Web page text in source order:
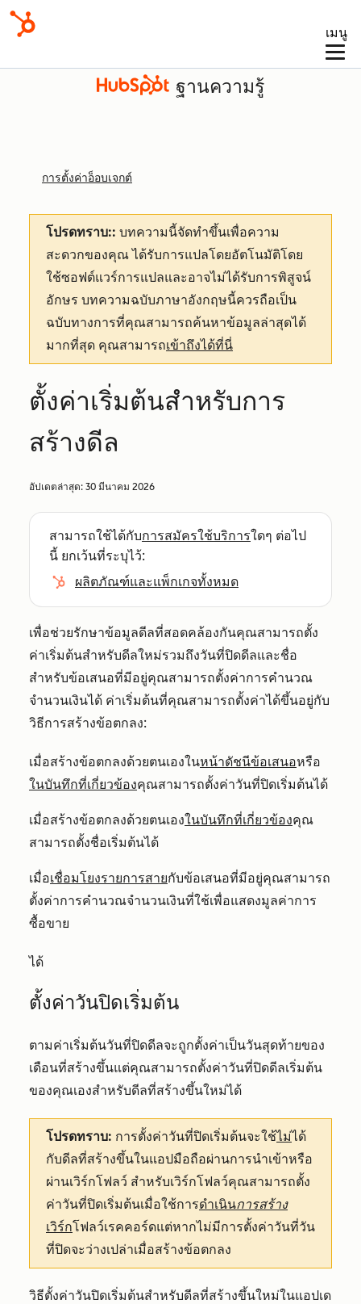
เมนู
ฐานความรู้
การตั้งค่าอ็อบเจกต์
โปรดทราบ:: บทความนี้จัดทำขึ้นเพื่อความ
สะดวกของคุณได้รับการแปลโดยอัตโนมัติโดย
ใช้ซอฟต์แวร์การแปลและอาจไม่ได้รับการพิสูจน์
อักษร บทความฉบับภาษาอังกฤษนี้ควรถือเป็น
ฉบับทางการที่คุณสามารถค้นหาข้อมูลล่าสุดได้
มากที่สุด คุณสามารถเข้าถึงได้ที่นี่
ตั้งค่าเริ่มต้นสำหรับการ
สร้างดีล
อัปเดตล่าสุด: 30 มีนาคม 2026
สามารถใช้ได้กับการสมัครใช้บริการใดๆ ต่อไป
นี้ ยกเว้นที่ระบุไว้:
ผลิตภัณฑ์และแพ็กเกจทั้งหมด
เพื่อช่วยรักษาข้อมูลดีลที่สอดคล้องกันคุณสามารถตั้ง
ค่าเริ่มต้นสำหรับดีลใหม่รวมถึงวันที่ปิดดีลและชื่อ
สำหรับข้อเสนอที่มีอยู่คุณสามารถตั้งค่าการคำนวณ
จำนวนเงินได้ ค่าเริ่มต้นที่คุณสามารถตั้งค่าได้ขึ้นอยู่กับ
วิธีการสร้างข้อตกลง:
เมื่อสร้างข้อตกลงด้วยตนเองในหน้าดัชนีข้อเสนอหรือ
ในบันทึกที่เกี่ยวข้องคุณสามารถตั้งค่าวันที่ปิดเริ่มต้นได้
เมื่อสร้างข้อตกลงด้วยตนเองในบันทึกที่เกี่ยวข้องคุณ
สามารถตั้งชื่อเริ่มต้นได้
เมื่อเชื่อมโยงรายการสายกับข้อเสนอที่มีอยู่คุณสามารถ
ตั้งค่าการคำนวณจำนวนเงินที่ใช้เพื่อแสดงมูลค่าการ
ซื้อขาย
ได้
ตั้งค่าวันปิดเริ่มต้น
ตามค่าเริ่มต้นวันที่ปิดดีลจะถูกตั้งค่าเป็นวันสุดท้ายของ
เดือนที่สร้างขึ้นแต่คุณสามารถตั้งค่าวันที่ปิดดีลเริ่มต้น
ของคุณเองสำหรับดีลที่สร้างขึ้นใหม่ได้
โปรดทราบ: การตั้งค่าวันที่ปิดเริ่มต้นจะใช้ไม่ได้
กับดีลที่สร้างขึ้นในแอปมือถือผ่านการนำเข้าหรือ
ผ่านเวิร์กโฟลว์ สำหรับเวิร์กโฟลว์คุณสามารถตั้ง
ค่าวันที่ปิดเริ่มต้นเมื่อใช้การดำเนินการสร้าง
เวิร์กโฟลว์เรคคอร์ดแต่หากไม่มีการตั้งค่าวันที่วัน
ที่ปิดจะว่างเปล่าเมื่อสร้างข้อตกลง
วิธีตั้งค่าวันปิดเริ่มต้นสำหรับดีลที่สร้างขึ้นใหม่ในแอปเด